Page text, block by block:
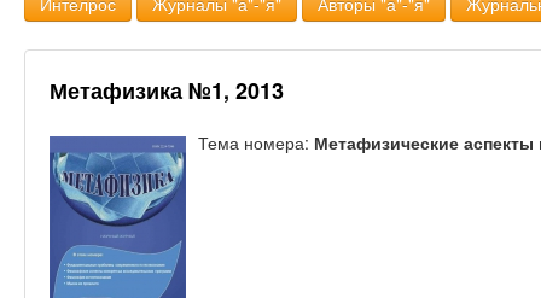
Метафизика №1, 2013
Тема номера: Метафизические аспекты